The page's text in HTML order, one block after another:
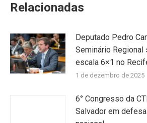
Relacionadas
Deputado Pedro
Seminário
escala 6×1 no
1 de dezembro de 2025
6° Congresso da
Salvador em